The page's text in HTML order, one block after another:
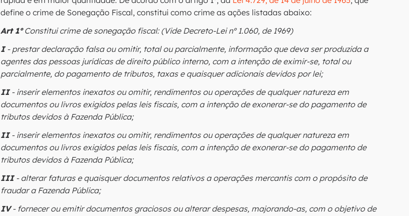
define o crime de Sonegação Fiscal, constitui como crime as ações listadas abaixo:
Art 1ºConstitui crime de sonegação fiscal: (Vide Decreto-Lei nº 1.060, de 1969)
I- prestar declaração falsa ou omitir, total ou parcialmente, informação que deva ser produzida a
agentes das pessoas jurídicas de direito público interno, com a intenção de eximir-se, total ou
parcialmente, do pagamento de tributos, taxas e quaisquer adicionais devidos por lei;
II- inserir elementos inexatos ou omitir, rendimentos ou operações de qualquer natureza em
documentos ou livros exigidos pelas leis fiscais, com a intenção de exonerar-se do pagamento de
tributos devidos à Fazenda Pública;
II- inserir elementos inexatos ou omitir, rendimentos ou operações de qualquer natureza em
documentos ou livros exigidos pelas leis fiscais, com a intenção de exonerar-se do pagamento de
tributos devidos à Fazenda Pública;
III- alterar faturas e quaisquer documentos relativos a operações mercantis com o propósito de
fraudar a Fazenda Pública;
IV- fornecer ou emitir documentos graciosos ou alterar despesas, majorando-as, com o objetivo de